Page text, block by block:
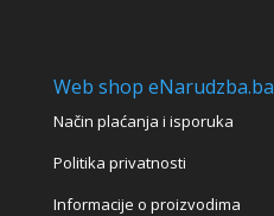
Web shop eNarudzba.ba
Način plaćanja i isporuka
Politika privatnosti
Informacije o proizvodima